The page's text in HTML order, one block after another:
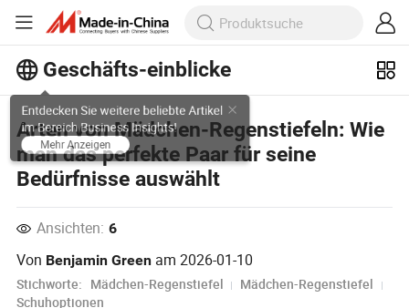
Geschäfts-einblicke
Entdecken Sie weitere beliebte Artikel
im Bereich Business Insights!
Mehr Anzeigen
Arten von Mädchen-Regenstiefeln: Wie
man das perfekte Paar für seine
Bedürfnisse auswählt
Ansichten: 6
Von Benjamin Green am2026-01-10
Stichworte: Mädchen-Regenstiefel
Mädchen-Regenstiefel
Schuhoptionen